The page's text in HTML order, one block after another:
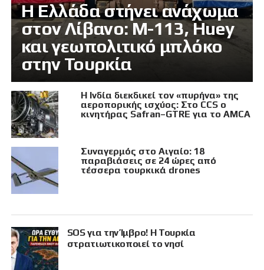
Η Ελλάδα στήνει ανάχωμα
στον Λίβανο: M-113, Huey
και γεωπολιτικό μπλόκο
στην Τουρκία
Η Ινδία διεκδικεί τον «πυρήνα» της
αεροπορικής ισχύος: Στο CCS ο
κινητήρας Safran–GTRE για το AMCA
Συναγερμός στο Αιγαίο: 18
παραβιάσεις σε 24 ώρες από
τέσσερα τουρκικά drones
SOS για την Ίμβρο! Η Τουρκία
στρατιωτικοποιεί το νησί